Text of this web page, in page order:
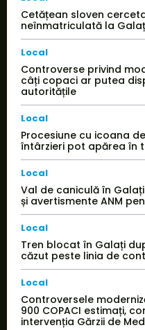
Cetățean sloven
neînmatriculată la
Local
Controverse privind
câți copaci ar putea
autoritățile
Local
Procesiune cu icoana
întârzieri pot apărea în
Local
Val de caniculă în
și avertismente ANM
Local
Tren blocat în Galați
căzut peste linia de
Local
Controversele
900 COPACI estimați,
intervenția Gărzii de